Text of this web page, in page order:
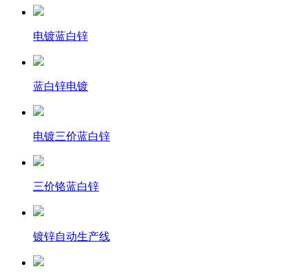
电镀蓝白锌
蓝白锌电镀
电镀三价蓝白锌
三价铬蓝白锌
镀锌自动生产线